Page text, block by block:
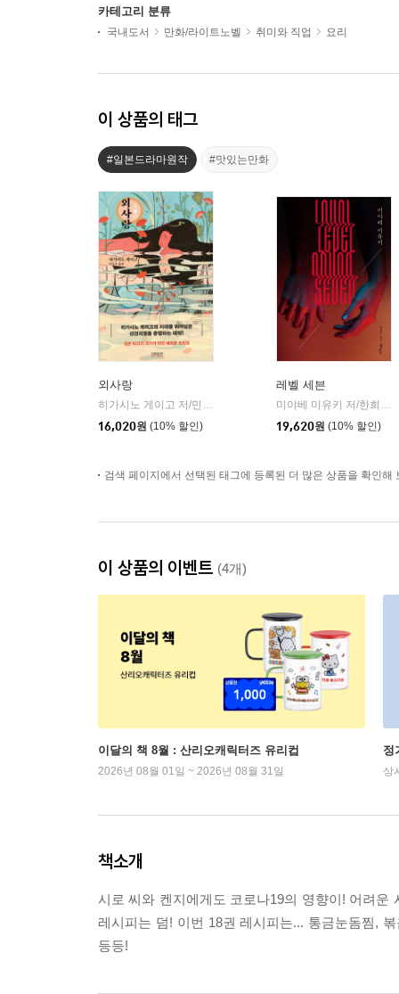
카테고리 분류
국내도서 만화/라이트노벨 취미와 직업 요리
이 상품의 태그
#일본드라마원작 #맛있는만화
외사랑
히가시노 게이고 저/민경욱 역
소미미디어
16,020원 (10% 할인)
레벨 세븐
미야베 미유키 저/한희선 역
19,620원 (10% 할인)
검색 페이지에서 선택된 태그에 등록된 더 많은 상품을 확인해
이 상품의 이벤트 (4개)
이달의 책 8월 : 산리오캐릭터즈 유리컵
2026년 08월 01일 ~ 2026년 08월 31일
정
상
책소개
시로 씨와 켄지에게도 코로나19의 영향이! 어려
레시피는 덤! 이번 18권 레시피는... 통금눈돔찜,
등등!